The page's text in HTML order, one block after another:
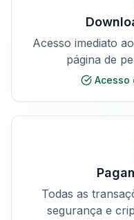
Acesso imediato
página de
Acesso
Todas as
segurança e